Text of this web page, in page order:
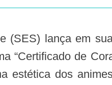
“Certificado de
estética dos